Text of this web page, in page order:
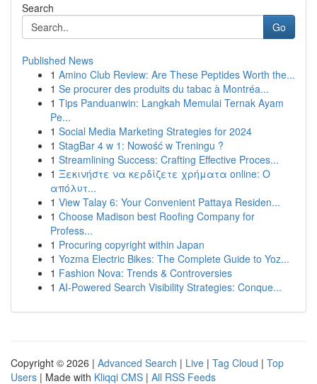
Search
Go
Published News
1 Amino Club Review: Are These Peptides Worth the...
1 Se procurer des produits du tabac à Montréa...
1 Tips Panduanwin: Langkah Memulai Ternak Ayam
Pe...
1 Social Media Marketing Strategies for 2024
1 StagBar 4 w 1: Nowość w Treningu ?
1 Streamlining Success: Crafting Effective Proces...
1 Ξεκινήστε να κερδίζετε χρήματα online: Ο
απόλυτ...
1 View Talay 6: Your Convenient Pattaya Residen...
1 Choose Madison best Roofing Company for
Profess...
1 Procuring copyright within Japan
1 Yozma Electric Bikes: The Complete Guide to Yoz...
1 Fashion Nova: Trends & Controversies
1 AI-Powered Search Visibility Strategies: Conque...
Copyright © 2026 | Advanced Search | Live | Tag Cloud | Top
Users | Made with Kliqqi CMS | All RSS Feeds